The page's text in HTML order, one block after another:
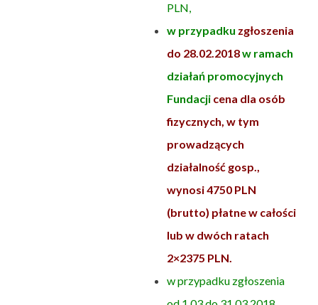
PLN,
w przypadku zgłoszenia
do 28.02.2018w ramach
działań promocyjnych
Fundacji cena dla osób
fizycznych, w tym
prowadzących
działalność gosp.,
wynosi 4750 PLN
(brutto) płatne w całości
lub w dwóch ratach
2×2375 PLN.
w przypadku zgłoszenia